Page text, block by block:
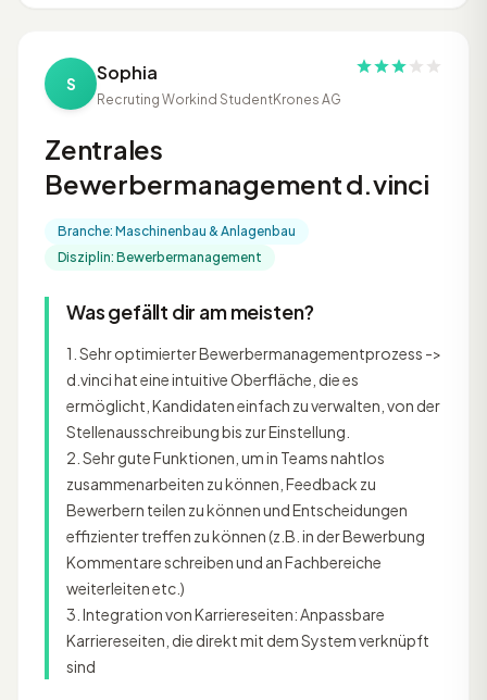
S Sophia
Recruting Workind StudentKrones AG
Zentrales
Bewerbermanagement d.vinci
Branche: Maschinenbau & Anlagenbau
Disziplin: Bewerbermanagement
Was gefällt dir am meisten?
1. Sehr optimierter Bewerbermanagementprozess ->
d.vinci hat eine intuitive Oberfläche, die es
ermöglicht, Kandidaten einfach zu verwalten, von der
Stellenausschreibung bis zur Einstellung.
2. Sehr gute Funktionen, um in Teams nahtlos
zusammenarbeiten zu können, Feedback zu
Bewerbern teilen zu können und Entscheidungen
effizienter treffen zu können (z.B. in der Bewerbung
Kommentare schreiben und an Fachbereiche
weiterleiten etc.)
3. Integration von Karriereseiten: Anpassbare
Karriereseiten, die direkt mit dem System verknüpft
sind